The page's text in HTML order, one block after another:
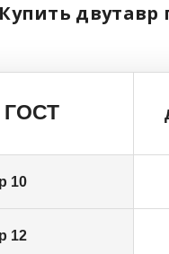
Купить
ГОСТ
10
12